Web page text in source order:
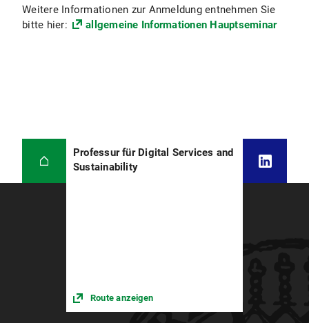
Weitere Informationen zur Anmeldung entnehmen Sie
bitte hier:
allgemeine Informationen Hauptseminar
Professur für Digital Services and
Sustainability
Route anzeigen